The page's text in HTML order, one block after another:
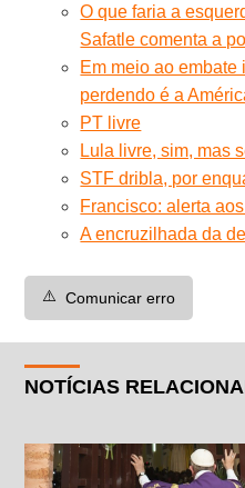
O que faria a
Safatle comenta a
Em meio ao
perdendo é a
PT livre
Lula livre, sim, mas
STF dribla, por
Francisco: alerta
A encruzilhada da
⚠️ Comunicar erro
NOTÍCIAS